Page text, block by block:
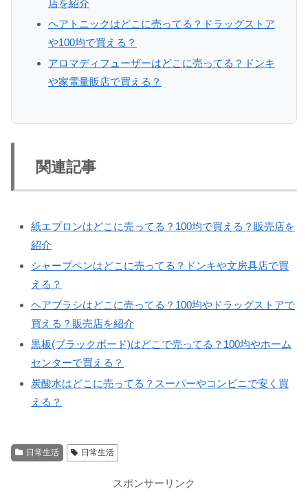
店を紹介
ヘアトニックはどこに売ってる？ドラッグストア
や100均で買える？
アロマディフューザーはどこに売ってる？ドンキ
や家電量販店で買える？
関連記事
紙エプロンはどこに売ってる？100均で買える？販売店を
紹介
シャープペンはどこに売ってる？ドンキや文房具店で買
える？
ヘアブラシはどこに売ってる？100均やドラッグストアで
買える？販売店を紹介
黒板(ブラックボード)はどこで売ってる？100均やホーム
センターで買える？
炭酸水はどこに売ってる？スーパーやコンビニで安く買
える？
日常生活 日常生活
スポンサーリンク